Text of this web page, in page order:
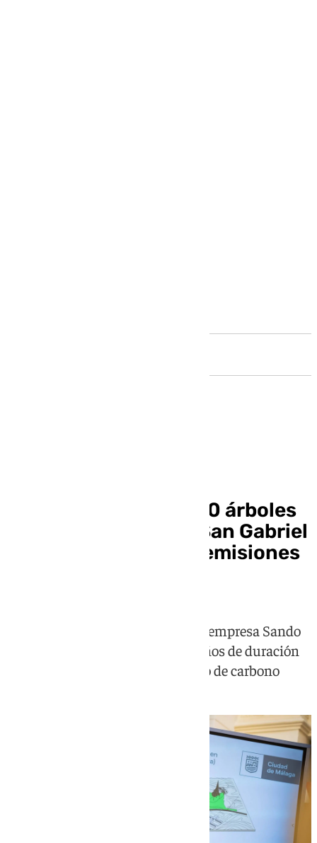
Málaga plantará 3.700 árboles
en el cementerio de San Gabriel
para compensar sus emisiones
El Ayuntamiento, Parcemasa y la empresa Sando
han firmado un convenio de 30 años de duración
para crear un sumidero de dióxido de carbono